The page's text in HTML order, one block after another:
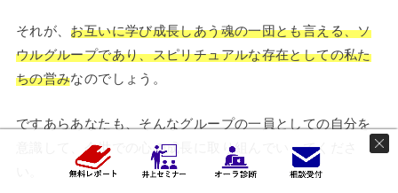
それが、 お互いに学び成長しあう魂の一団とも言える、ソ
ウルグループであり、スピリチュアルな存在としての私た
ちの営みなのでしょう。
ですあらあなたも、そんなグループの一員としての自分を
意識して、今世での心の成長に取り組んでいってくださ